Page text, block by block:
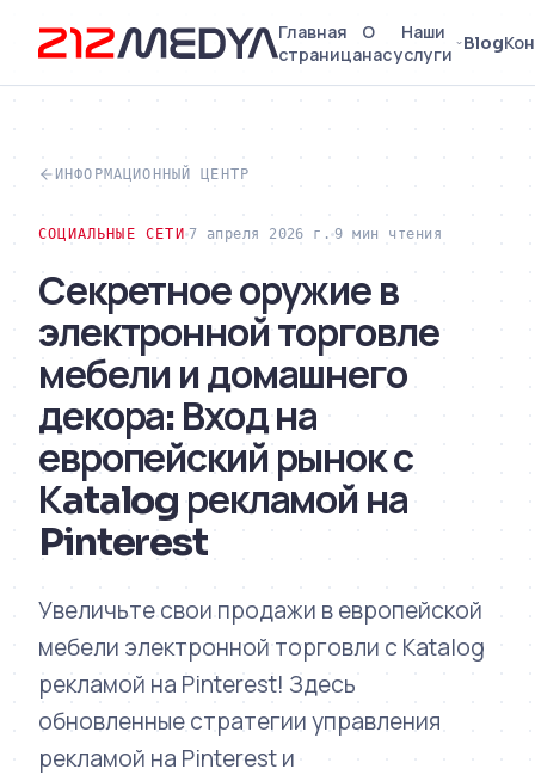
Главная
страница
О
нас
Наши
услуги
Blog
ИНФОРМАЦИОННЫЙ ЦЕНТР
СОЦИАЛЬНЫЕ СЕТИ 7 апреля 2026 г. 9 мин чтения
Секретное оружие в
электронной торговле
мебели и домашнего
декора: Вход на
европейский рынок с
Кatalog рекламой на
Pinterest
Увеличьте свои продажи в европейской
мебели электронной торговли с Кatalog
рекламой на Pinterest! Здесь
обновленные стратегии управления
рекламой на Pinterest и